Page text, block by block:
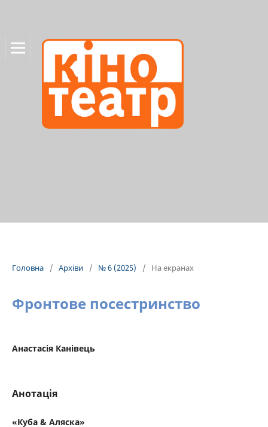
Головна / Архіви / № 6 (2025) / На екранах
Фронтове посестринство
Анастасія Канівець
Анотація
«Куба & Аляска»